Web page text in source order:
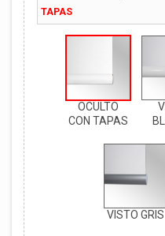
TAPAS
OCULTO
CON TAPAS
VISTO GRIS